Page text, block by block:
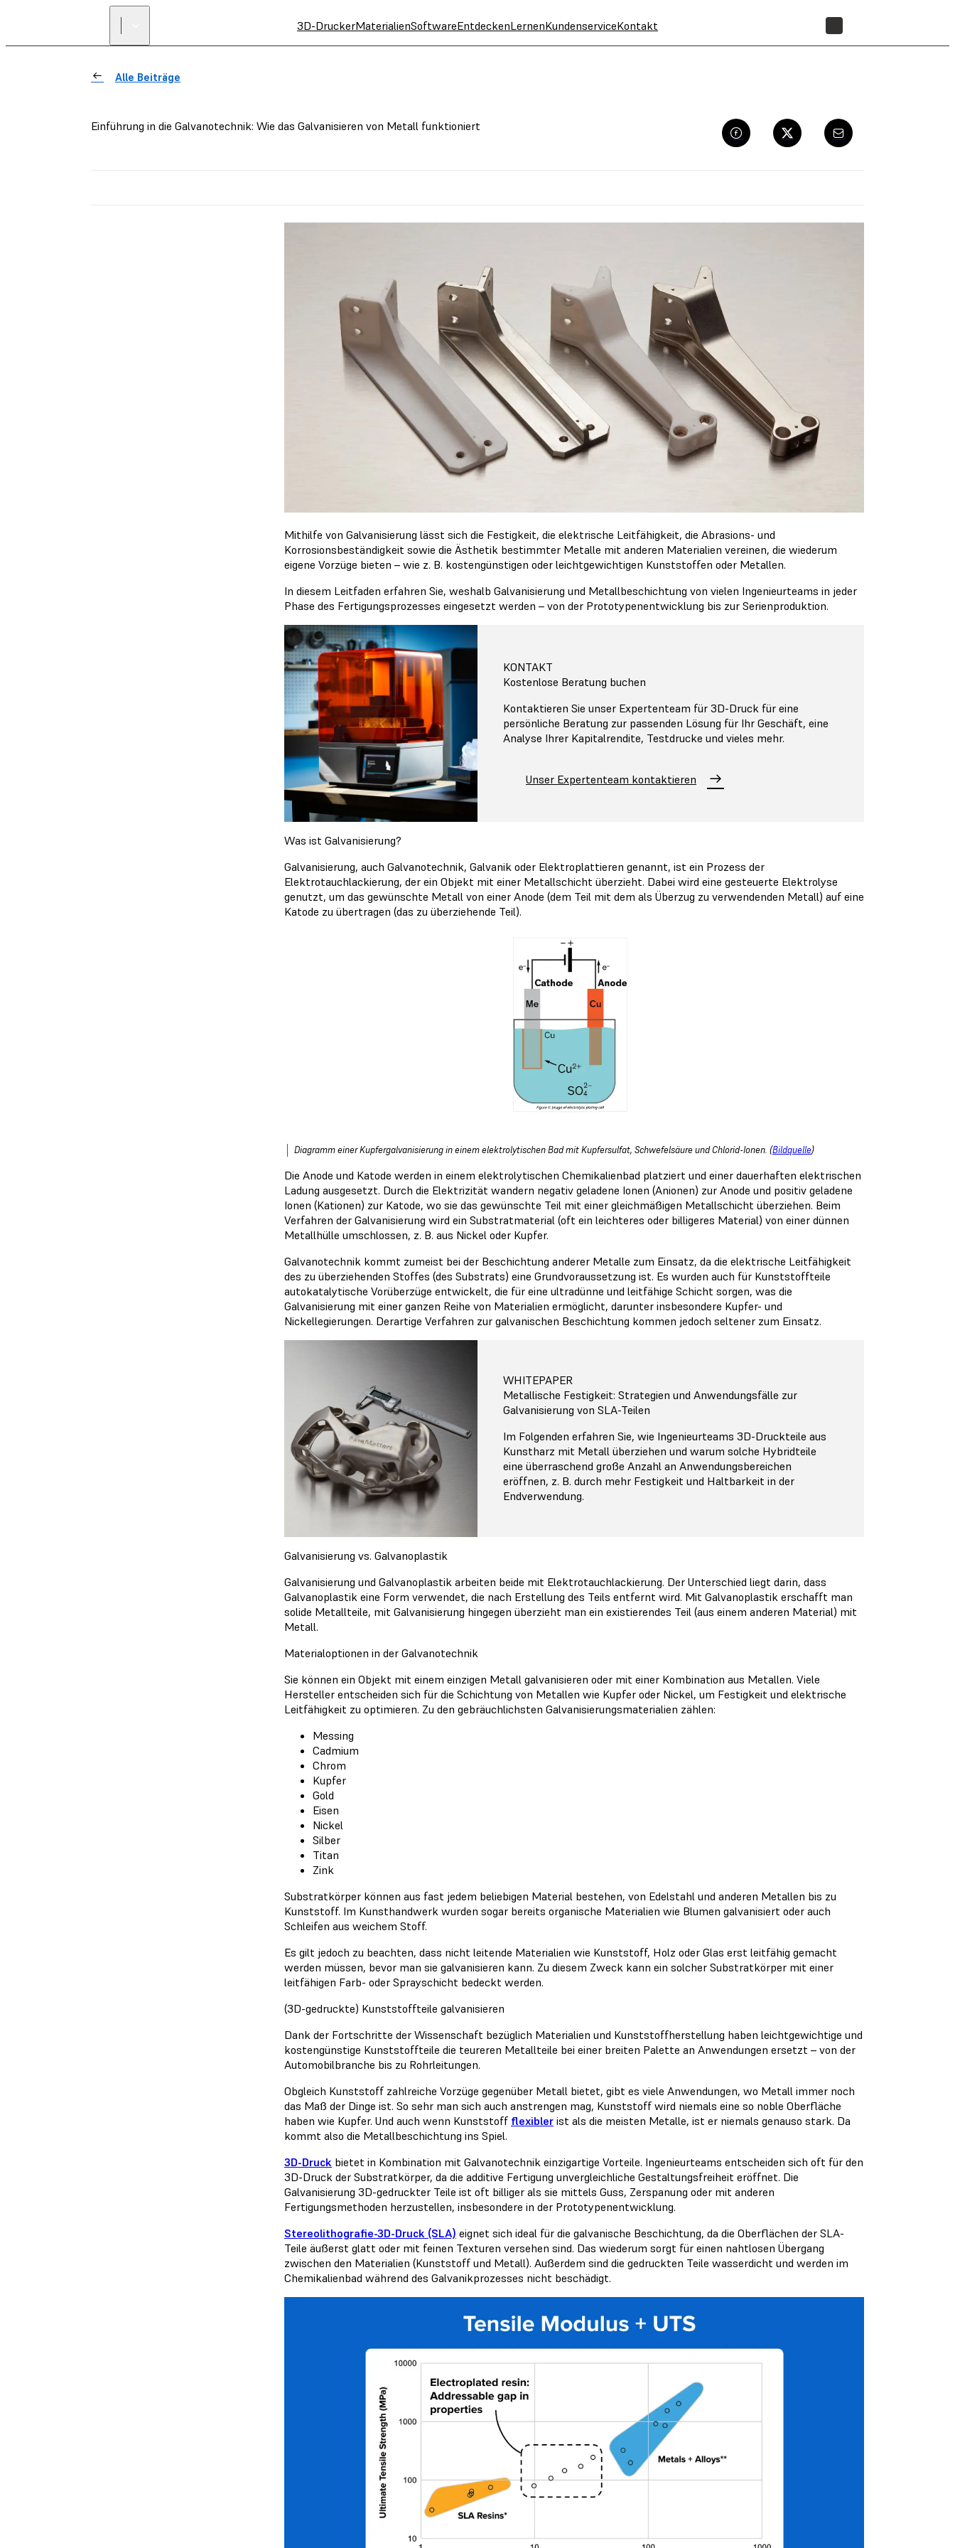
3D-DruckerMaterialienSoftwareEntdeckenLernenKundenserviceKontakt
Alle Beiträge
Einführung in die Galvanotechnik: Wie das Galvanisieren von Metall funktioniert
Mithilfe von Galvanisierung lässt sich die Festigkeit, die elektrische Leitfähigkeit, die Abrasions- und
Korrosionsbeständigkeit sowie die Ästhetik bestimmter Metalle mit anderen Materialien vereinen, die wiederum
eigene Vorzüge bieten – wie z. B. kostengünstigen oder leichtgewichtigen Kunststoffen oder Metallen.
In diesem Leitfaden erfahren Sie, weshalb Galvanisierung und Metallbeschichtung von vielen Ingenieurteams in jeder
Phase des Fertigungsprozesses eingesetzt werden – von der Prototypenentwicklung bis zur Serienproduktion.
KONTAKT
Kostenlose Beratung buchen
Kontaktieren Sie unser Expertenteam für 3D-Druck für eine
persönliche Beratung zur passenden Lösung für Ihr Geschäft, eine
Analyse Ihrer Kapitalrendite, Testdrucke und vieles mehr.
Unser Expertenteam kontaktieren
Was ist Galvanisierung?
Galvanisierung, auch Galvanotechnik, Galvanik oder Elektroplattieren genannt, ist ein Prozess der
Elektrotauchlackierung, der ein Objekt mit einer Metallschicht überzieht. Dabei wird eine gesteuerte Elektrolyse
genutzt, um das gewünschte Metall von einer Anode (dem Teil mit dem als Überzug zu verwendenden Metall) auf eine
Katode zu übertragen (das zu überziehende Teil).
Diagramm einer Kupfergalvanisierung in einem elektrolytischen Bad mit Kupfersulfat, Schwefelsäure und Chlorid-Ionen. (Bildquelle)
Die Anode und Katode werden in einem elektrolytischen Chemikalienbad platziert und einer dauerhaften elektrischen
Ladung ausgesetzt. Durch die Elektrizität wandern negativ geladene Ionen (Anionen) zur Anode und positiv geladene
Ionen (Kationen) zur Katode, wo sie das gewünschte Teil mit einer gleichmäßigen Metallschicht überziehen. Beim
Verfahren der Galvanisierung wird ein Substratmaterial (oft ein leichteres oder billigeres Material) von einer dünnen
Metallhülle umschlossen, z. B. aus Nickel oder Kupfer.
Galvanotechnik kommt zumeist bei der Beschichtung anderer Metalle zum Einsatz, da die elektrische Leitfähigkeit
des zu überziehenden Stoffes (des Substrats) eine Grundvoraussetzung ist. Es wurden auch für Kunststoffteile
autokatalytische Vorüberzüge entwickelt, die für eine ultradünne und leitfähige Schicht sorgen, was die
Galvanisierung mit einer ganzen Reihe von Materialien ermöglicht, darunter insbesondere Kupfer- und
Nickellegierungen. Derartige Verfahren zur galvanischen Beschichtung kommen jedoch seltener zum Einsatz.
WHITEPAPER
Metallische Festigkeit: Strategien und Anwendungsfälle zur
Galvanisierung von SLA-Teilen
Im Folgenden erfahren Sie, wie Ingenieurteams 3D-Druckteile aus
Kunstharz mit Metall überziehen und warum solche Hybridteile
eine überraschend große Anzahl an Anwendungsbereichen
eröffnen, z. B. durch mehr Festigkeit und Haltbarkeit in der
Endverwendung.
Galvanisierung vs. Galvanoplastik
Galvanisierung und Galvanoplastik arbeiten beide mit Elektrotauchlackierung. Der Unterschied liegt darin, dass
Galvanoplastik eine Form verwendet, die nach Erstellung des Teils entfernt wird. Mit Galvanoplastik erschafft man
solide Metallteile, mit Galvanisierung hingegen überzieht man ein existierendes Teil (aus einem anderen Material) mit
Metall.
Materialoptionen in der Galvanotechnik
Sie können ein Objekt mit einem einzigen Metall galvanisieren oder mit einer Kombination aus Metallen. Viele
Hersteller entscheiden sich für die Schichtung von Metallen wie Kupfer oder Nickel, um Festigkeit und elektrische
Leitfähigkeit zu optimieren. Zu den gebräuchlichsten Galvanisierungsmaterialien zählen:
Messing
Cadmium
Chrom
Kupfer
Gold
Eisen
Nickel
Silber
Titan
Zink
Substratkörper können aus fast jedem beliebigen Material bestehen, von Edelstahl und anderen Metallen bis zu
Kunststoff. Im Kunsthandwerk wurden sogar bereits organische Materialien wie Blumen galvanisiert oder auch
Schleifen aus weichem Stoff.
Es gilt jedoch zu beachten, dass nicht leitende Materialien wie Kunststoff, Holz oder Glas erst leitfähig gemacht
werden müssen, bevor man sie galvanisieren kann. Zu diesem Zweck kann ein solcher Substratkörper mit einer
leitfähigen Farb- oder Sprayschicht bedeckt werden.
(3D-gedruckte) Kunststoffteile galvanisieren
Dank der Fortschritte der Wissenschaft bezüglich Materialien und Kunststoffherstellung haben leichtgewichtige und
kostengünstige Kunststoffteile die teureren Metallteile bei einer breiten Palette an Anwendungen ersetzt – von der
Automobilbranche bis zu Rohrleitungen.
Obgleich Kunststoff zahlreiche Vorzüge gegenüber Metall bietet, gibt es viele Anwendungen, wo Metall immer noch
das Maß der Dinge ist. So sehr man sich auch anstrengen mag, Kunststoff wird niemals eine so noble Oberfläche
haben wie Kupfer. Und auch wenn Kunststoff flexibler ist als die meisten Metalle, ist er niemals genauso stark. Da
kommt also die Metallbeschichtung ins Spiel.
3D-Druck bietet in Kombination mit Galvanotechnik einzigartige Vorteile. Ingenieurteams entscheiden sich oft für den
3D-Druck der Substratkörper, da die additive Fertigung unvergleichliche Gestaltungsfreiheit eröffnet. Die
Galvanisierung 3D-gedruckter Teile ist oft billiger als sie mittels Guss, Zerspanung oder mit anderen
Fertigungsmethoden herzustellen, insbesondere in der Prototypenentwicklung.
Stereolithografie-3D-Druck (SLA) eignet sich ideal für die galvanische Beschichtung, da die Oberflächen der SLA-
Teile äußerst glatt oder mit feinen Texturen versehen sind. Das wiederum sorgt für einen nahtlosen Übergang
zwischen den Materialien (Kunststoff und Metall). Außerdem sind die gedruckten Teile wasserdicht und werden im
Chemikalienbad während des Galvanikprozesses nicht beschädigt.